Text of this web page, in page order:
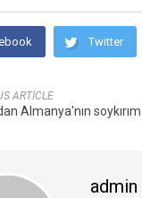
Twitter
ARTICLE
Almanya'nın
admin